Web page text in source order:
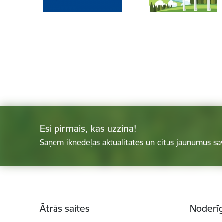
Esi pirmais, kas uzzina!
Saņem iknedēļas aktualitātes un citus jaunumus
Ātrās saites